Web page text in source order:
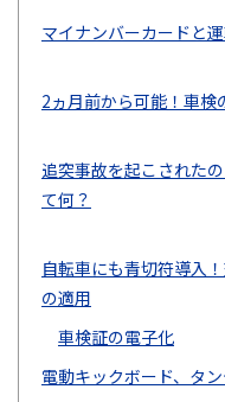
マイナンバーカードと
2ヵ月前から可能！車検
追突事故を起こされた
て何？
自転車にも青切符導入
の適用
車検証の電子化
電動キックボード、タ